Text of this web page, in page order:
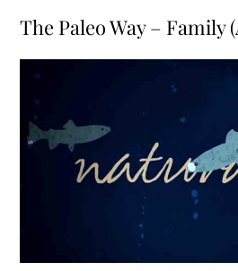
The Paleo Way – Family